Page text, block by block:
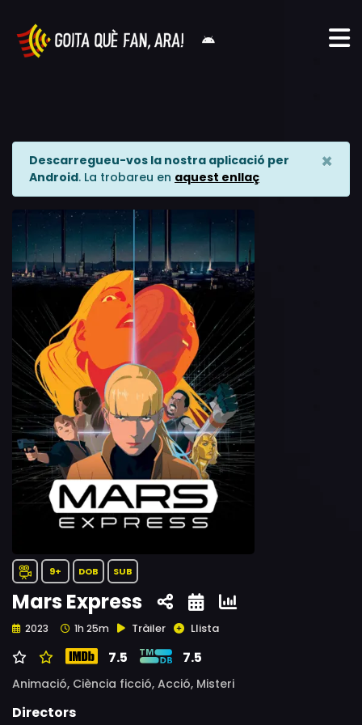
Descarregueu-vos la nostra aplicació per
Android. La trobareu en aquest enllaç
×
9+ DOB SUB
Mars Express
2023 1h 25m Tràiler Llista
7.5 7.5
Animació, Ciència ficció, Acció, Misteri
Directors